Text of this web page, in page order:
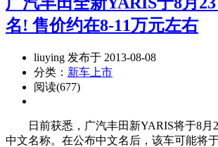
名! 售价约在8-11万元左右
liuying 发布于 2013-08-08
分类： 新车上市
阅读(677)
日前获悉，广汽丰田新YARIS将于8月
中文名称。在公布中文名后，该车可能将